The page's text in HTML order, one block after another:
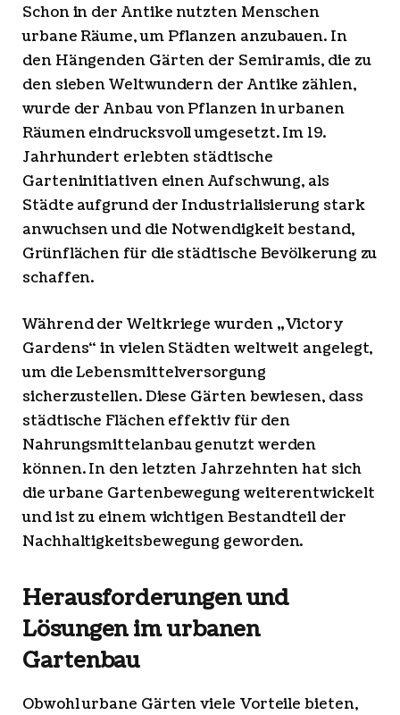
Schon in der Antike nutzten Menschen
urbane Räume, um Pflanzen anzubauen. In
den Hängenden Gärten der Semiramis, die zu
den sieben Weltwundern der Antike zählen,
wurde der Anbau von Pflanzen in urbanen
Räumen eindrucksvoll umgesetzt. Im 19.
Jahrhundert erlebten städtische
Garteninitiativen einen Aufschwung, als
Städte aufgrund der Industrialisierung stark
anwuchsen und die Notwendigkeit bestand,
Grünflächen für die städtische Bevölkerung zu
schaffen.
Während der Weltkriege wurden „Victory
Gardens“ in vielen Städten weltweit angelegt,
um die Lebensmittelversorgung
sicherzustellen. Diese Gärten bewiesen, dass
städtische Flächen effektiv für den
Nahrungsmittelanbau genutzt werden
können. In den letzten Jahrzehnten hat sich
die urbane Gartenbewegung weiterentwickelt
und ist zu einem wichtigen Bestandteil der
Nachhaltigkeitsbewegung geworden.
Herausforderungen und
Lösungen im urbanen
Gartenbau
Obwohl urbane Gärten viele Vorteile bieten,